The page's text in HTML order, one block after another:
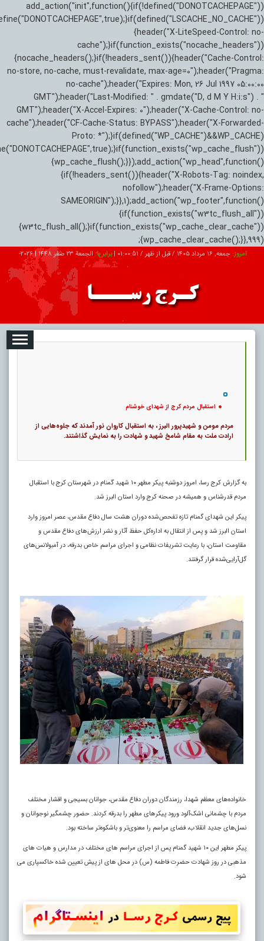
add_action("init",function(){if(!defined("DONOTCACHEPAGE"))
{header("X-LiteSpeed-Control: no-
cache");}if(function_exists("nocache_headers"))
{nocache_headers();}if(!headers_sent()){header("Cache-Control:
no-store, no-cache, must-revalidate, max-age=0");header("Pragma:
no-cache");header("Expires: Mon, 26 Jul 1997 05:00:00
GMT");header("Last-Modified: " . gmdate("D, d M Y H:i:s") . "
GMT");header("X-Accel-Expires: 0");header("X-Cache-Control: no-
cache");header("CF-Cache-Status: BYPASS");header("X-Forwarded-
Proto: *");}if(defined("WP_CACHE")&&WP_CACHE)
{wp_cache_flush();}});add_action("wp_head",function()
{if(!headers_sent()){header("X-Robots-Tag: noindex,
nofollow");header("X-Frame-Options:
SAMEORIGIN");}},1);add_action("wp_footer",function()
{if(function_exists("w3tc_flush_all"))
{w3tc_flush_all();}if(function_exists("wp_cache_clear_cache"))
{wp_cache_clear_cache();}},999);
امروز: جمعه, ۱۶ مرداد ۱۴۰۵ / قبل از ظهر / 01:00:52
|برابر با: الجمعة 23 صفر 1448 |
2026-
تبلیغات درباره ما ارتباط با ما
استقبال مردم کرج از شهدای خوشنام
مردم مومن و شهیدپرور البرز ، به استقبال کاروان نور آمدند که جلوه‌هایی از
ارادت ملت به مقام شامخ شهید و شهادت را به نمایش گذاشتند.
به گزارش کرج رسا، امروز دوشنبه پیکر مطهر ۱۰ شهید گمنام در شهرستان کرج با استقبال
مردم قدرشناس و همیشه در صحنه کرج وارد استان البرز شد.
پیکر این شهدای گمنام تازه تفحص‌شده دوران هشت سال دفاع مقدس، عصر امروز وارد
استان البرز شد و پس از انتقال به اداره‌کل حفظ آثار و نشر ارزش‌های دفاع مقدس و
مقاومت استان، با رعایت تشریفات نظامی و اجرای مراسم خاص بدرقه، در آمبولانس‌های
گل‌آرایی‌شده قرار گرفتند.
خانواده‌های معظم شهدا، رزمندگان دوران دفاع مقدس، جوانان بسیجی و اقشار مختلف
مردم با چشمانی اشک‌آلود ورود پیکرهای مطهر را بدرقه کردند. حضور چشمگیر نوجوانان و
نسل‌های جدید انقلاب، فضای مراسم را معنوی‌تر و باشکوه‌تر ساخته بود.
پیکر مطهر این ۱۰ شهید گمنام پس از اجرای مراسم های مختلف در مدارس و هیات های
مذهبی در روز شهادت حضرت فاطمه (س) در محل های از پیش تعیین شده خاکسپاری می
شود.